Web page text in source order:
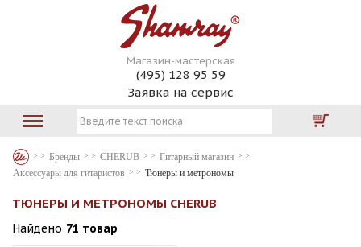
Магазин-мастерская
(495) 128 95 59
Заявка на сервис
Бренды CHERUB
Гитарный магазин
Аксессуары для гитаристов
Тюнеры и метрономы
ТЮНЕРЫ И МЕТРОНОМЫ CHERUB
Найдено 71 товар